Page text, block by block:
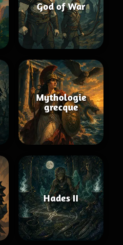
God of War
Mythologie
grecque
Hades II